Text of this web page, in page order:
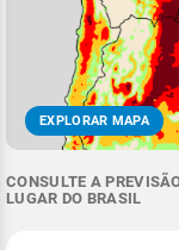
EXPLORAR MAPA
CONSULTE A
LUGAR DO BRASIL